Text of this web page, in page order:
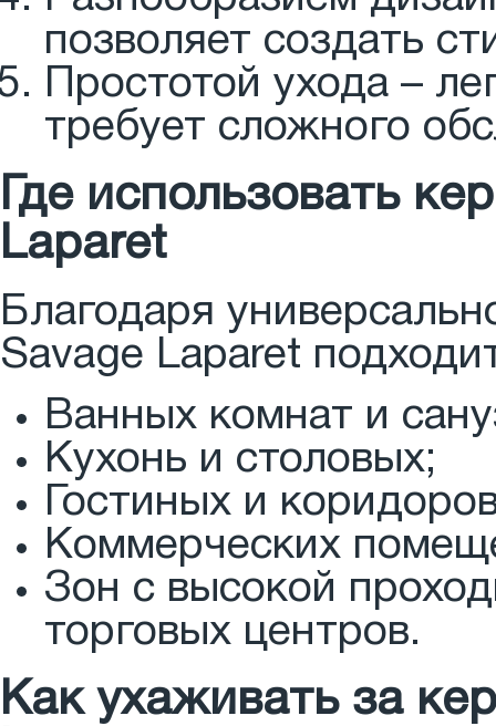
позволяет создать
Простотой ухода –
требует сложного
Где использовать
Laparet
Благодаря
Savage Laparet
Ванных комнат и
Кухонь и столовых;
Гостиных и
Коммерческих
Зон с высокой
торговых центров.
Как ухаживать за